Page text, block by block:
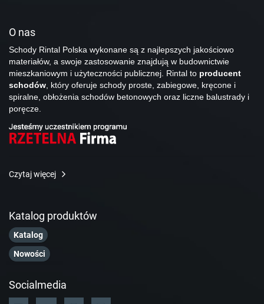
O nas
Schody Rintal Polska wykonane są z najlepszych jakościowo
materiałów, a swoje zastosowanie znajdują w budownictwie
mieszkaniowym i użyteczności publicznej. Rintal to producent
schodów , który oferuje schody proste, zabiegowe, kręcone i
spiralne, obłożenia schodów betonowych oraz liczne balustrady i
poręcze.
Czytaj więcej
Katalog produktów
Katalog
Nowości
Socialmedia